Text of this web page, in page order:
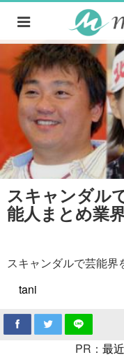
スキャンダル
能人まとめ業
スキャンダルで芸能界
tani
PR： 最